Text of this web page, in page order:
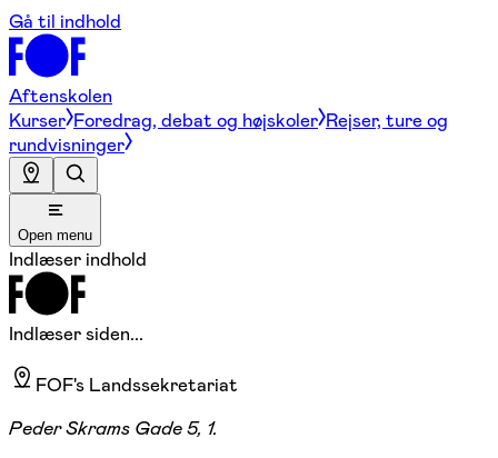
Gå til indhold
Aftenskolen
Kurser Foredrag, debat og højskoler Rejser, ture og
rundvisninger
Open menu
Indlæser indhold
Indlæser siden...
FOF's Landssekretariat
Peder Skrams Gade 5, 1.